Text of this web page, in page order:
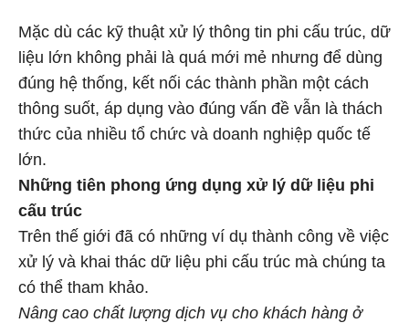
Mặc dù các kỹ thuật xử lý thông tin phi cấu trúc, dữ
liệu lớn không phải là quá mới mẻ nhưng để dùng
đúng hệ thống, kết nối các thành phần một cách
thông suốt, áp dụng vào đúng vấn đề vẫn là thách
thức của nhiều tổ chức và doanh nghiệp quốc tế
lớn.
Những tiên phong ứng dụng xử lý dữ liệu phi
cấu trúc
Trên thế giới đã có những ví dụ thành công về việc
xử lý và khai thác dữ liệu phi cấu trúc mà chúng ta
có thể tham khảo.
Nâng cao chất lượng dịch vụ cho khách hàng ở